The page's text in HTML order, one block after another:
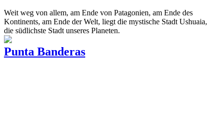
Weit weg von allem, am Ende von Patagonien, am Ende des
Kontinents, am Ende der Welt, liegt die mystische Stadt Ushuaia,
die südlichste Stadt unseres Planeten.
Punta Banderas